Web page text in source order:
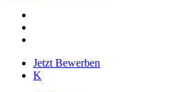
Close
Menu
Jetzt Bewerben
K